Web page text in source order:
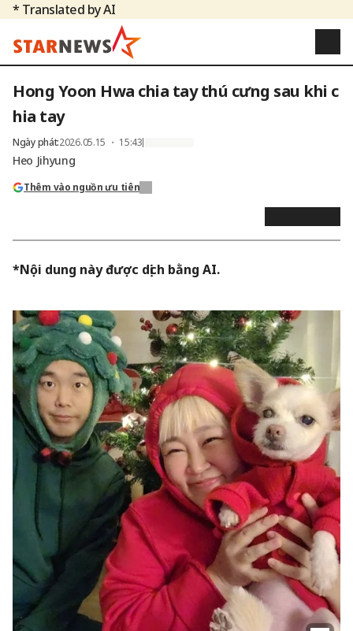
* Translated by AI
Hong Yoon Hwa chia tay thú cưng sau khi c
hia tay
Ngày phát:2026.05.15 ・ 15:43
Heo Jihyung
Thêm vào nguồn ưu tiên
*Nội dung này được dịch bằng AI.